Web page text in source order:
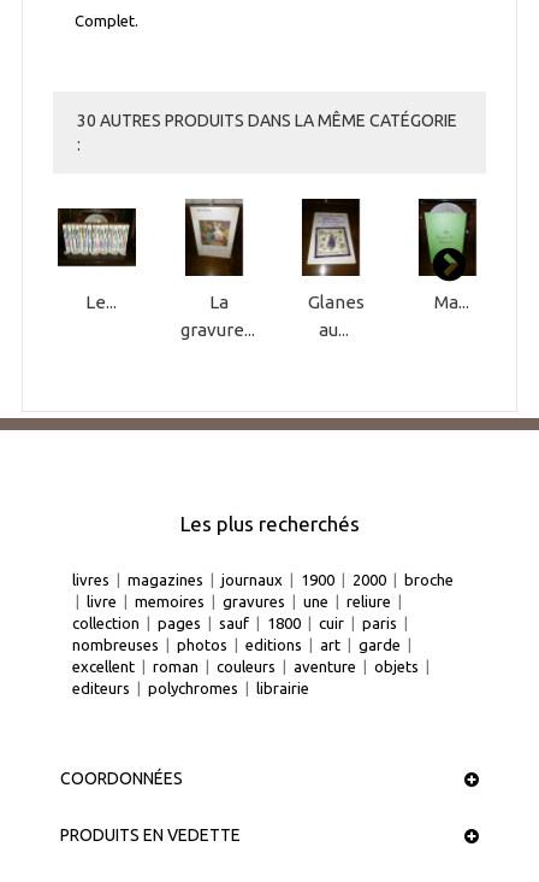
Complet.
30 AUTRES PRODUITS DANS LA MÊME CATÉGORIE
:
Le...
La
gravure...
Glanes
au...
Ma...
Les plus recherchés
livres | magazines | journaux | 1900 | 2000 | broche
| livre | memoires | gravures | une | reliure |
collection | pages | sauf | 1800 | cuir | paris |
nombreuses | photos | editions | art | garde |
excellent | roman | couleurs | aventure | objets |
editeurs | polychromes | librairie
COORDONNÉES
PRODUITS EN VEDETTE